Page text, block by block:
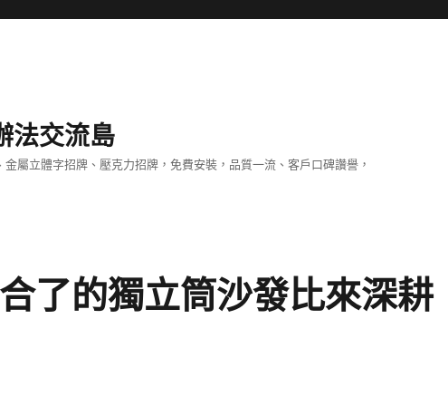
法交流島
屬立體字招牌、壓克力招牌，免費安裝，品質一流、客戶口碑讚譽，
了的獨立筒沙發比來深耕